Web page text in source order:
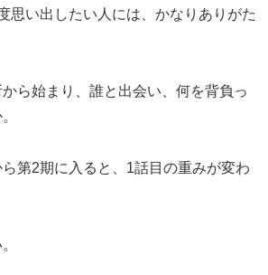
思い出したい人には、かなりありがた
ら始まり、誰と出会い、何を背負っ
第2期に入ると、1話目の重みが変わ